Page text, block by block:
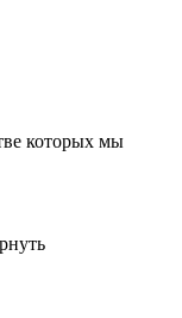
которых мы